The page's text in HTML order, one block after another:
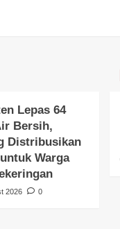
Lepas 64
Bersih,
Distribusikan
Warga
2026 0